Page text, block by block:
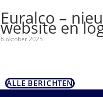
Euralco –
website en
6 oktober 2025
ALLE BERICHTEN